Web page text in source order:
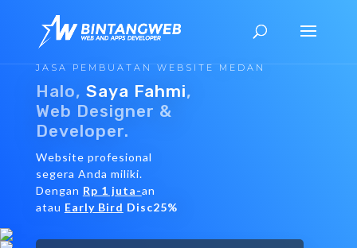
JASA PEMBUATAN WEBSITE MEDAN
Halo, Saya Fahmi,
Web Designer &
Developer.
Website profesional
segera Anda miliki.
Dengan Rp 1 juta-an
atau Early Bird Disc25%